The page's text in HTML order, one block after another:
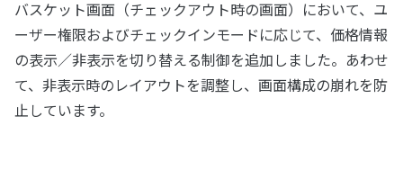
バスケット画面（チェックアウト時の画面）において、ユ
ーザー権限およびチェックインモードに応じて、価格情報
の表示／非表示を切り替える制御を追加しました。あわせ
て、非表示時のレイアウトを調整し、画面構成の崩れを防
止しています。